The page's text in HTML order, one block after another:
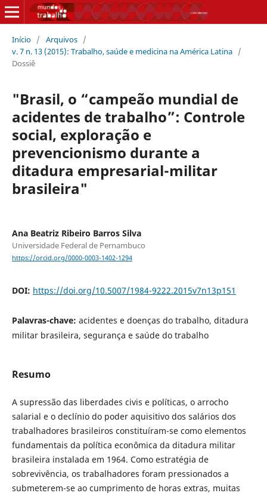
Início / Arquivos /
v. 7 n. 13 (2015): Trabalho, saúde e medicina na América Latina /
Dossiê
"Brasil, o “campeão mundial de
acidentes de trabalho”: Controle
social, exploração e
prevencionismo durante a
ditadura empresarial-militar
brasileira"
Ana Beatriz Ribeiro Barros Silva
Universidade Federal de Pernambuco
https://orcid.org/0000-0003-1402-1294
DOI: https://doi.org/10.5007/1984-9222.2015v7n13p151
Palavras-chave: acidentes e doenças do trabalho, ditadura
militar brasileira, segurança e saúde do trabalho
Resumo
A supressão das liberdades civis e políticas, o arrocho
salarial e o declínio do poder aquisitivo dos salários dos
trabalhadores brasileiros constituíram-se como elementos
fundamentais da política econômica da ditadura militar
brasileira instalada em 1964. Como estratégia de
sobrevivência, os trabalhadores foram pressionados a
submeterem-se ao cumprimento de horas extras, muitas